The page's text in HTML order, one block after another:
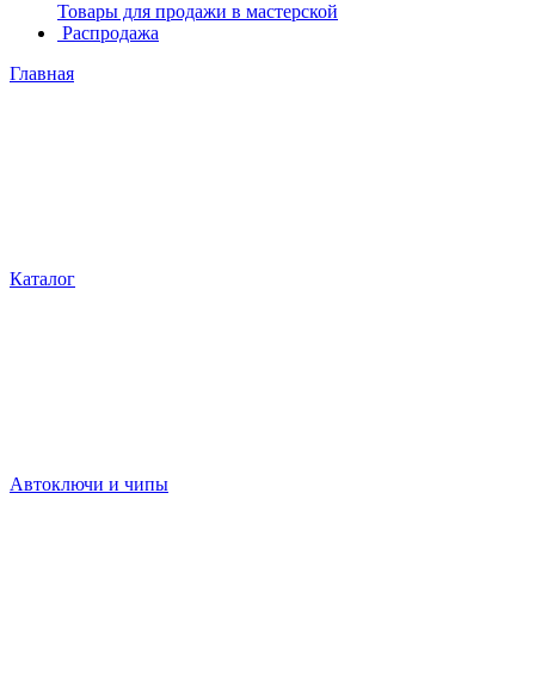
Товары для продажи в мастерской
Распродажа
Главная
Каталог
Автоключи и чипы